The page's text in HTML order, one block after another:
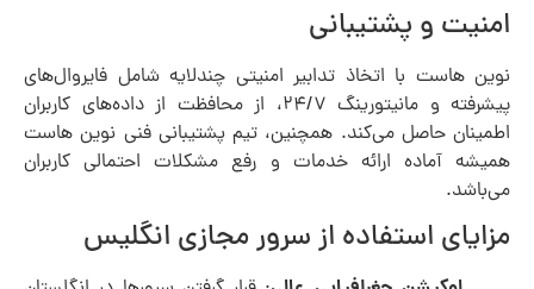
امنیت و پشتیبانی
نوین هاست با اتخاذ تدابیر امنیتی چندلایه شامل فایروال‌های
پیشرفته و مانیتورینگ ۲۴/۷، از محافظت از داده‌های کاربران
اطمینان حاصل می‌کند. همچنین، تیم پشتیبانی فنی نوین هاست
همیشه آماده ارائه خدمات و رفع مشکلات احتمالی کاربران
می‌باشد.
مزایای استفاده از سرور مجازی انگلیس